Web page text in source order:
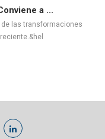
a ...
las transformaciones